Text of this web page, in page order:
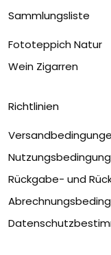
Sammlungsliste
Fototeppich Natur
Wein Zigarren
Richtlinien
Rückgabe- und